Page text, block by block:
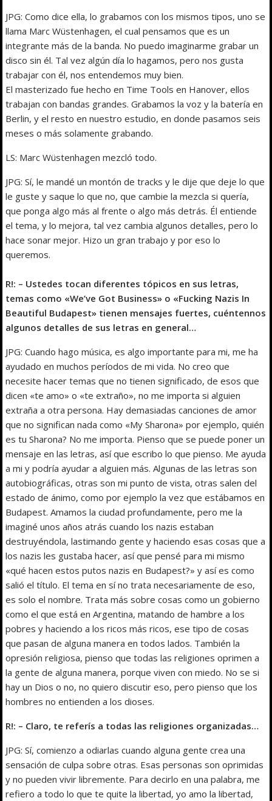
JPG: Como dice ella, lo grabamos con los mismos tipos, uno se
llama Marc Wüstenhagen, el cual pensamos que es un
integrante más de la banda. No puedo imaginarme grabar un
disco sin él. Tal vez algún día lo hagamos, pero nos gusta
trabajar con él, nos entendemos muy bien.
El masterizado fue hecho en Time Tools en Hanover, ellos
trabajan con bandas grandes. Grabamos la voz y la batería en
Berlin, y el resto en nuestro estudio, en donde pasamos seis
meses o más solamente grabando.
LS: Marc Wüstenhagen mezcló todo.
JPG: Sí, le mandé un montón de tracks y le dije que deje lo que
le guste y saque lo que no, que cambie la mezcla si quería,
que ponga algo más al frente o algo más detrás. Él entiende
el tema, y lo mejora, tal vez cambia algunos detalles, pero lo
hace sonar mejor. Hizo un gran trabajo y por eso lo
queremos.
R!: – Ustedes tocan diferentes tópicos en sus letras,
temas como «We’ve Got Business» o «Fucking Nazis In
Beautiful Budapest» tienen mensajes fuertes, cuéntennos
algunos detalles de sus letras en general…
JPG: Cuando hago música, es algo importante para mi, me ha
ayudado en muchos períodos de mi vida. No creo que
necesite hacer temas que no tienen significado, de esos que
dicen «te amo» o «te extraño», no me importa si alguien
extraña a otra persona. Hay demasiadas canciones de amor
que no significan nada como «My Sharona» por ejemplo, quién
es tu Sharona? No me importa. Pienso que se puede poner un
mensaje en las letras, así que escribo lo que pienso. Me ayuda
a mi y podría ayudar a alguien más. Algunas de las letras son
autobiográficas, otras son mi punto de vista, otras salen del
estado de ánimo, como por ejemplo la vez que estábamos en
Budapest. Amamos la ciudad profundamente, pero me la
imaginé unos años atrás cuando los nazis estaban
destruyéndola, lastimando gente y haciendo esas cosas que a
los nazis les gustaba hacer, así que pensé para mi mismo
«qué hacen estos putos nazis en Budapest?» y así es como
salió el título. El tema en sí no trata necesariamente de eso,
es solo el nombre. Trata más sobre cosas como un gobierno
como el que está en Argentina, matando de hambre a los
pobres y haciendo a los ricos más ricos, ese tipo de cosas
que pasan de alguna manera en todos lados. También la
opresión religiosa, pienso que todas las religiones oprimen a
la gente de alguna manera, porque viven con miedo. No se si
hay un Dios o no, no quiero discutir eso, pero pienso que los
hombres no entienden a los dioses.
R!: – Claro, te referís a todas las religiones organizadas…
JPG: Sí, comienzo a odiarlas cuando alguna gente crea una
sensación de culpa sobre otras. Esas personas son oprimidas
y no pueden vivir libremente. Para decirlo en una palabra, me
refiero a todo lo que te quite la libertad, yo amo la libertad,